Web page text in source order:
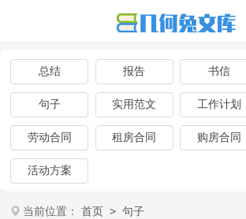
总结 报告 书信
句子 实用范文 工作计划
劳动合同 租房合同 购房合同
活动方案
当前位置： 首页 > 句子